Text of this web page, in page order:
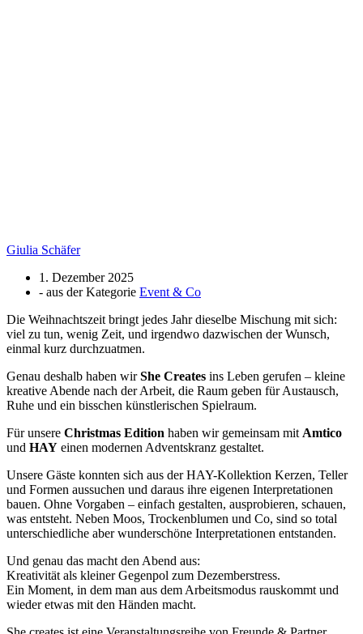
Giulia Schäfer
1. Dezember 2025
- aus der Kategorie Event & Co
Die Weihnachtszeit bringt jedes Jahr dieselbe Mischung mit sich:
viel zu tun, wenig Zeit, und irgendwo dazwischen der Wunsch,
einmal kurz durchzuatmen.
Genau deshalb haben wirShe Creates ins Leben gerufen – kleine
kreative Abende nach der Arbeit, die Raum geben für Austausch,
Ruhe und ein bisschen künstlerischen Spielraum.
Für unsere Christmas Edition haben wir gemeinsam mit Amtico
und HAY einen modernen Adventskranz gestaltet.
Unsere Gäste konnten sich aus der HAY-Kollektion Kerzen, Teller
und Formen aussuchen und daraus ihre eigenen Interpretationen
bauen. Ohne Vorgaben – einfach gestalten, ausprobieren, schauen,
was entsteht. Neben Moos, Trockenblumen und Co, sind so total
unterschiedliche aber wunderschöne Interpretationen entstanden.
Und genau das macht den Abend aus:
Kreativität als kleiner Gegenpol zum Dezemberstress.
Ein Moment, in dem man aus dem Arbeitsmodus rauskommt und
wieder etwas mit den Händen macht.